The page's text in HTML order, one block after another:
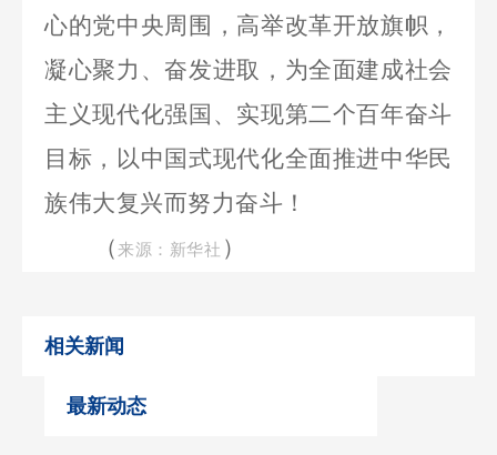
心的党中央周围，高举改革开放旗帜，
凝心聚力、奋发进取，为全面建成社会
主义现代化强国、实现第二个百年奋斗
目标，以中国式现代化全面推进中华民
族伟大复兴而努力奋斗！
（ 来源：新华社 ）
相关新闻
最新动态